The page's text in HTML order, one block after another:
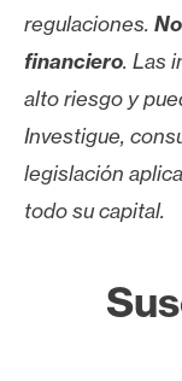
regulaciones.
financiero. Las
alto riesgo y
Investigue,
legislación
todo su capital.